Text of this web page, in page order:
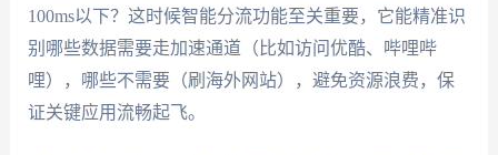
100ms以下？这时候智能分流功能至关重要，它能精准识
别哪些数据需要走加速通道（比如访问优酷、哔哩哔
哩），哪些不需要（刷海外网站），避免资源浪费，保
证关键应用流畅起飞。